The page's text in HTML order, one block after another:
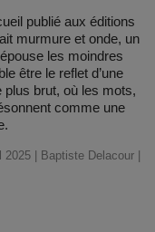
publié aux éditions
murmure et onde, un
les moindres
être le reflet d’une
brut, où les mots,
comme une
2025 | Baptiste Delacour